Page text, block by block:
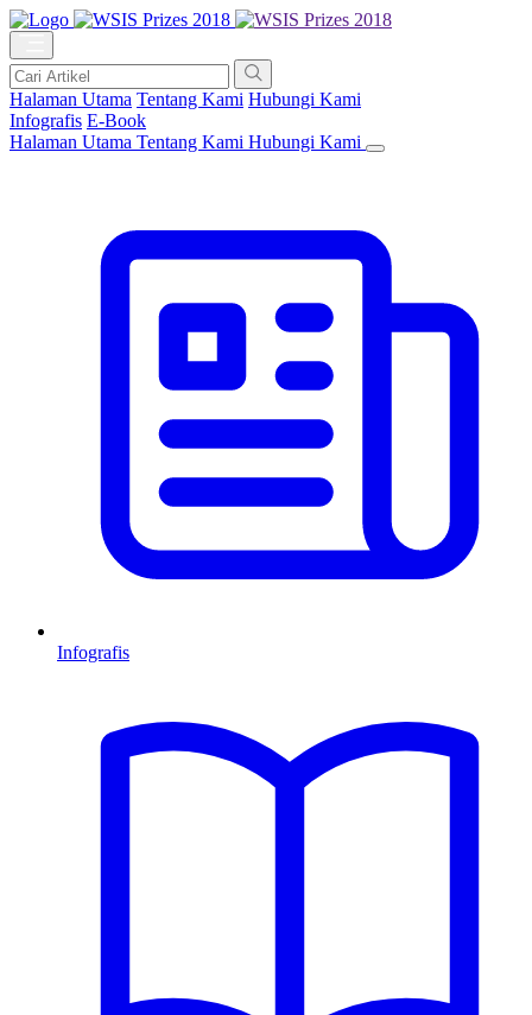
Halaman Utama Tentang Kami Hubungi Kami
Infografis E-Book
Halaman Utama Tentang Kami Hubungi Kami
Infografis